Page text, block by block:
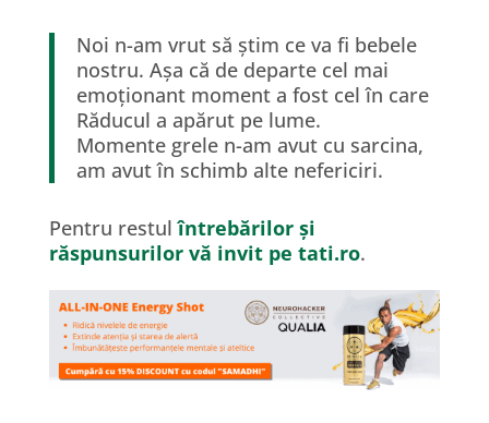
Noi n-am vrut să știm ce va fi bebele
nostru. Așa că de departe cel mai
emoționant moment a fost cel în care
Răducul a apărut pe lume.
Momente grele n-am avut cu sarcina,
am avut în schimb alte nefericiri.
Pentru restulîntrebărilor și
răspunsurilor vă invit pe tati.ro.